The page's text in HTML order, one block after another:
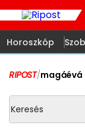
Horoszkóp
RIPOST/magáévá